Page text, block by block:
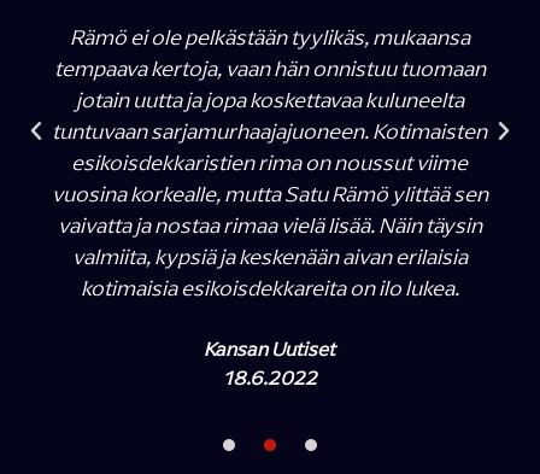
Rämö ei ole pelkästään tyylikäs, mukaansa
tempaava kertoja, vaan hän onnistuu tuomaan
jotain uutta ja jopa koskettavaa kuluneelta
tuntuvaan sarjamurhaajajuoneen. Kotimaisten
esikoisdekkaristien rima on noussut viime
vuosina korkealle, mutta Satu Rämö ylittää sen
vaivatta ja nostaa rimaa vielä lisää. Näin täysin
valmiita, kypsiä ja keskenään aivan erilaisia
kotimaisia esikoisdekkareita on ilo lukea.
Kansan Uutiset
18.6.2022